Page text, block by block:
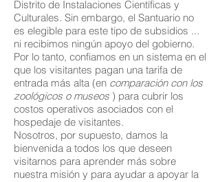
Distrito de Instalaciones Científicas y
Culturales. Sin embargo, el Santuario no
es elegible para este tipo de subsidios ...
ni recibimos ningún apoyo del gobierno.
Por lo tanto, confiamos en un sistema en el
que los visitantes pagan una tarifa de
entrada más alta (en comparación con los
zoológicos o museos ) para cubrir los
costos operativos asociados con el
hospedaje de visitantes.
Nosotros, por supuesto, damos la
bienvenida a todos los que deseen
visitarnos para aprender más sobre
nuestra misión y para ayudar a apoyar la